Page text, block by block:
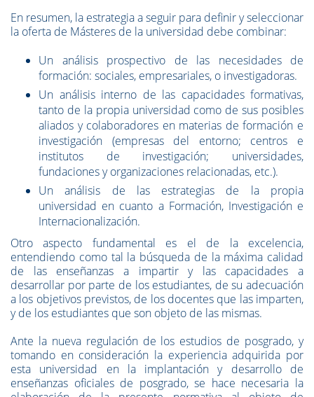
En resumen, la estrategia a seguir para definir y seleccionar
la oferta de Másteres de la universidad debe combinar:
Un análisis prospectivo de las necesidades de
formación: sociales, empresariales, o investigadoras.
Un análisis interno de las capacidades formativas,
tanto de la propia universidad como de sus posibles
aliados y colaboradores en materias de formación e
investigación (empresas del entorno; centros e
institutos de investigación; universidades,
fundaciones y organizaciones relacionadas, etc.).
Un análisis de las estrategias de la propia
universidad en cuanto a Formación, Investigación e
Internacionalización.
Otro aspecto fundamental es el de la excelencia,
entendiendo como tal la búsqueda de la máxima calidad
de las enseñanzas a impartir y las capacidades a
desarrollar por parte de los estudiantes, de su adecuación
a los objetivos previstos, de los docentes que las imparten,
y de los estudiantes que son objeto de las mismas.
Ante la nueva regulación de los estudios de posgrado, y
tomando en consideración la experiencia adquirida por
esta universidad en la implantación y desarrollo de
enseñanzas oficiales de posgrado, se hace necesaria la